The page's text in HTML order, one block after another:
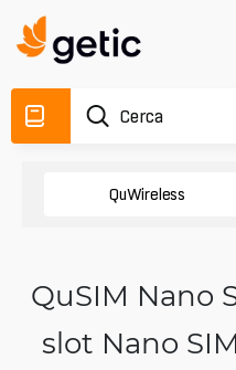
QuWireless
QuSIM Nano
slot Nano